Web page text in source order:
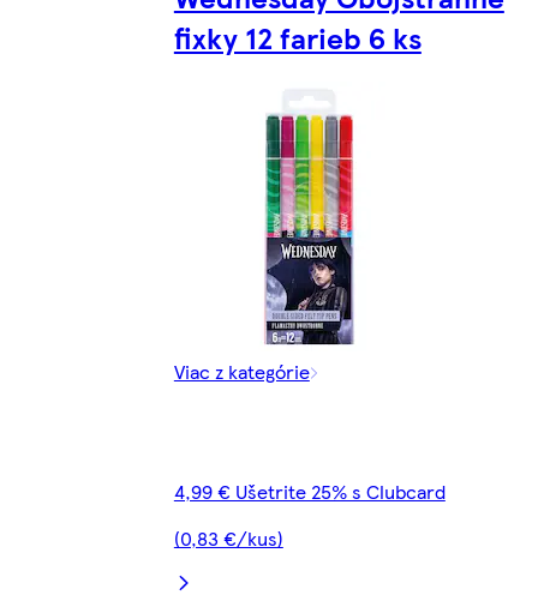
fixky 12 farieb 6 ks
Viac z kategórie
4,99 € Ušetrite 25% s Clubcard
(0,83 €/kus)